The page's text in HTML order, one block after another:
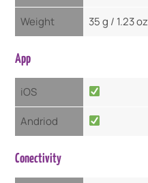
Weight 35 g / 1.23 oz
App
iOS
Andriod
Conectivity